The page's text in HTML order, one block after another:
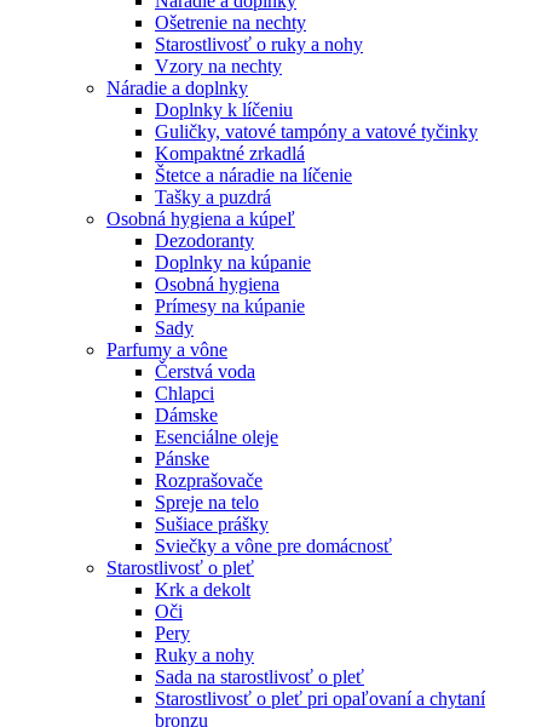
Ošetrenie na nechty
Starostlivosť o ruky a nohy
Vzory na nechty
Náradie a doplnky
Doplnky k líčeniu
Guličky, vatové tampóny a vatové tyčinky
Kompaktné zrkadlá
Štetce a náradie na líčenie
Tašky a puzdrá
Osobná hygiena a kúpeľ
Dezodoranty
Doplnky na kúpanie
Osobná hygiena
Prímesy na kúpanie
Sady
Parfumy a vône
Čerstvá voda
Chlapci
Dámske
Esenciálne oleje
Pánske
Rozprašovače
Spreje na telo
Sušiace prášky
Sviečky a vône pre domácnosť
Starostlivosť o pleť
Krk a dekolt
Oči
Pery
Ruky a nohy
Sada na starostlivosť o pleť
Starostlivosť o pleť pri opaľovaní a chytaní
bronzu